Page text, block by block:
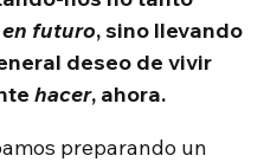
futuro, sino llevando
deseo de vivir
hacer, ahora.
preparando un